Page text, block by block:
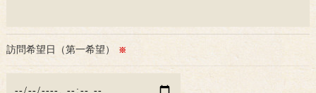
訪問希望日（第一希望） ※